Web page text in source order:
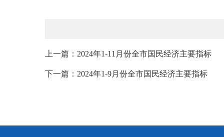
上一篇：2024年1-11月份全市国民经济主要指标
下一篇：2024年1-9月份全市国民经济主要指标